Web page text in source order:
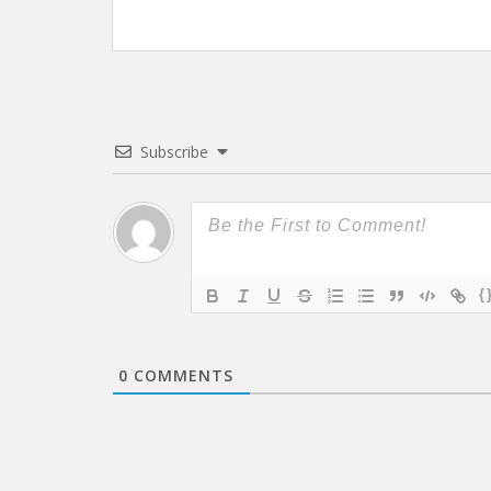
Subscribe
0 COMMENTS